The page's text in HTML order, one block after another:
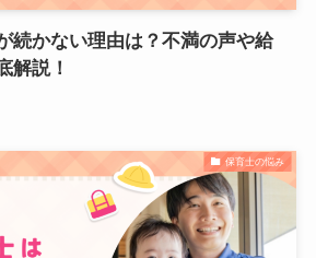
続かない理由は？不満の声や給
解説！
保育士の悩み